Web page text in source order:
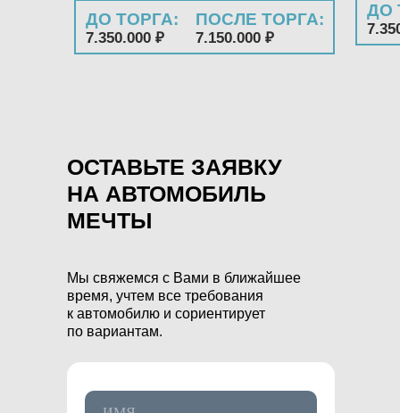
ДО ТОРГА: ПОСЛЕ ТОРГА:
7.350.000 ₽ 7.150.000 ₽
ДО
ОСТАВЬТЕ ЗАЯВКУ
НА АВТОМОБИЛЬ
МЕЧТЫ
Мы свяжемся с Вами в ближайшее
время, учтем все требования
к автомобилю и сориентирует
по вариантам.